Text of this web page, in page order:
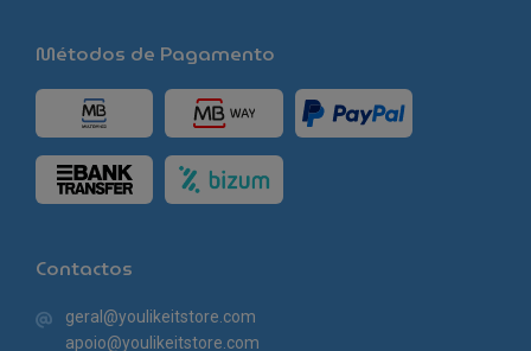
Métodos de Pagamento
Contactos
geral@youlikeitstore.com
apoio@youlikeitstore.com